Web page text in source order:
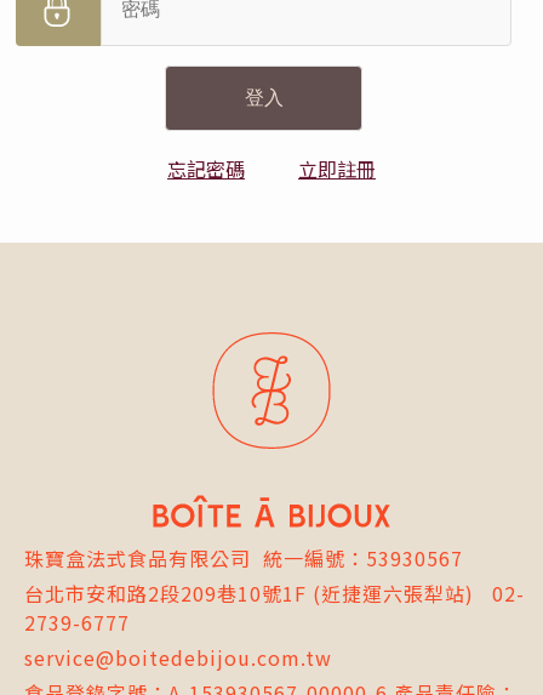
忘記密碼 立即註冊
珠寶盒法式食品有限公司 統一編號：53930567
台北市安和路2段209巷10號1F (近捷運六張犁站)
02-
2739-6777
service@boitedebijou.com.tw